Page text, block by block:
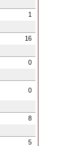
1
16
0
0
8
5